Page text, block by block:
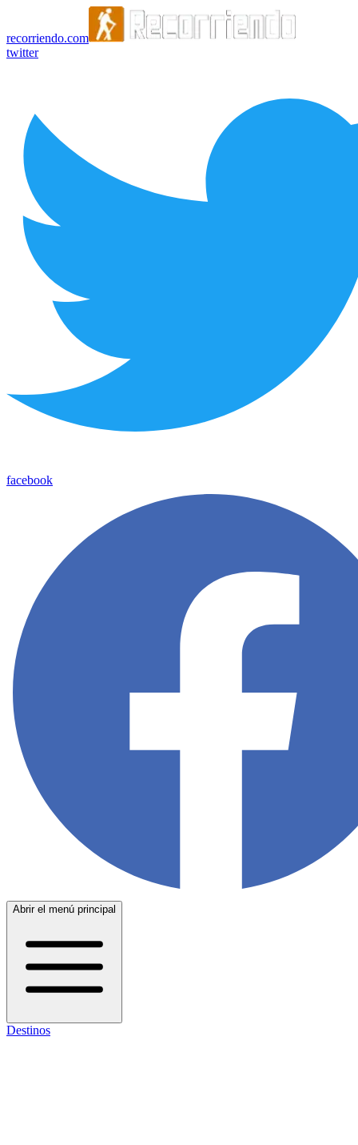
recorriendo.com
twitter
facebook
Abrir el menú principal
Destinos